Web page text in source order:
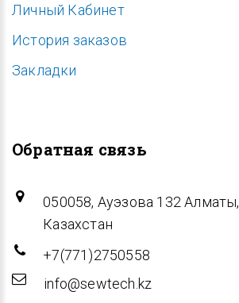
Личный Кабинет
История заказов
Закладки
Обратная связь
050058, Ауэзова 132 Алматы,
Казахстан
+7(771)2750558
info@sewtech.kz